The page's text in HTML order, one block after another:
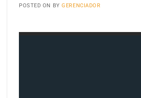
POSTED ON BYGERENCIADOR